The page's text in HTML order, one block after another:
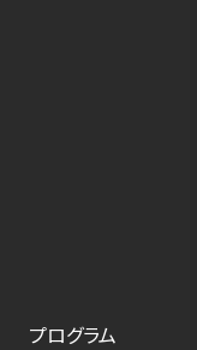
プログラム